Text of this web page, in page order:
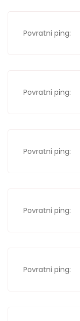
Povratni ping:
Povratni ping:
Povratni ping:
Povratni ping:
Povratni ping: